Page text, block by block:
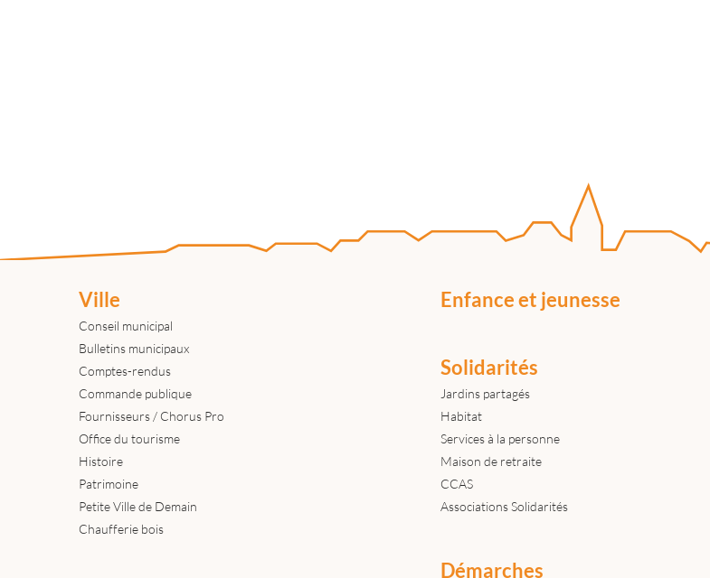
Ville
Conseil municipal
Bulletins municipaux
Comptes-rendus
Commande publique
Fournisseurs / Chorus Pro
Office du tourisme
Histoire
Patrimoine
Petite Ville de Demain
Chaufferie bois
Enfance et jeunesse
Solidarités
Jardins partagés
Habitat
Services à la personne
Maison de retraite
CCAS
Associations Solidarités
Démarches